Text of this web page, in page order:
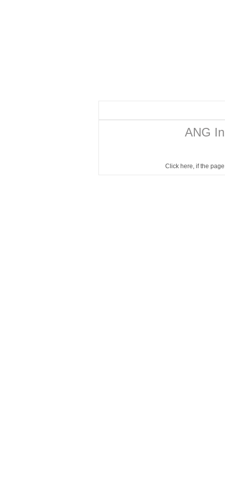
ANG
Click here, if the